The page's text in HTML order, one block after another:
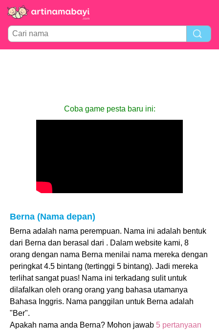
Coba game pesta baru ini:
Berna (Nama depan)
Berna adalah nama perempuan. Nama ini adalah bentuk
dari Berna dan berasal dari . Dalam website kami, 8
orang dengan nama Berna menilai nama mereka dengan
peringkat 4.5 bintang (tertinggi 5 bintang). Jadi mereka
terlihat sangat puas! Nama ini terkadang sulit untuk
dilafalkan oleh orang orang yang bahasa utamanya
Bahasa Inggris. Nama panggilan untuk Berna adalah
"Ber".
Apakah nama anda Berna? Mohon jawab 5 pertanyaan